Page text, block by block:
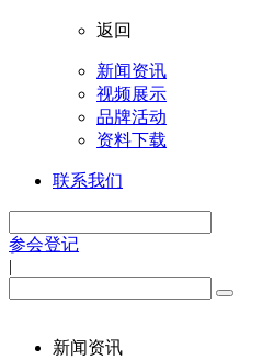
返回
新闻资讯
视频展示
品牌活动
资料下载
联系我们
参会登记
|
新闻资讯